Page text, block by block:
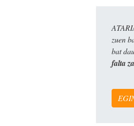
zuen
bat
falta